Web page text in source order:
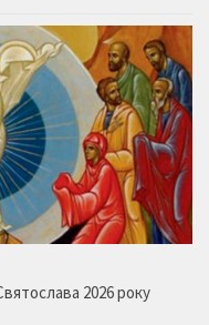
2026 року